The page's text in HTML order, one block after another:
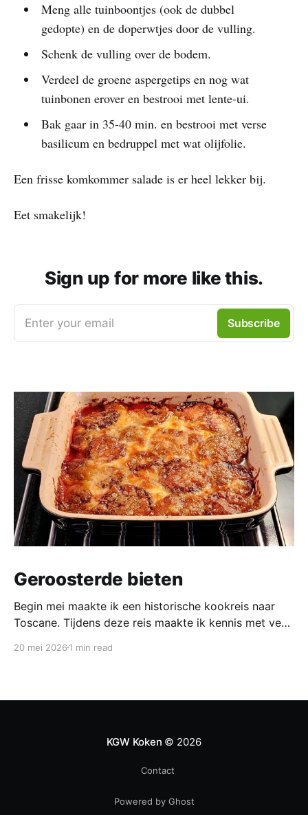
Meng alle tuinboontjes (ook de dubbel
gedopte) en de doperwtjes door de vulling.
Schenk de vulling over de bodem.
Verdeel de groene aspergetips en nog wat
tuinbonen erover en bestrooi met lente-ui.
Bak gaar in 35-40 min. en bestrooi met verse
basilicum en bedruppel met wat olijfolie.
Een frisse komkommer salade is er heel lekker bij.
Eet smakelijk!
Sign up for more like this.
Enter your email Subscribe
Geroosterde bieten
Begin mei maakte ik een historische kookreis naar
Toscane. Tijdens deze reis maakte ik kennis met veel
keuken. In een middeleeuws klooster maakten we
lekker, daarom maken wij het
20 mei 2026 1 min read
KGW Koken © 2026
Contact
Powered by Ghost